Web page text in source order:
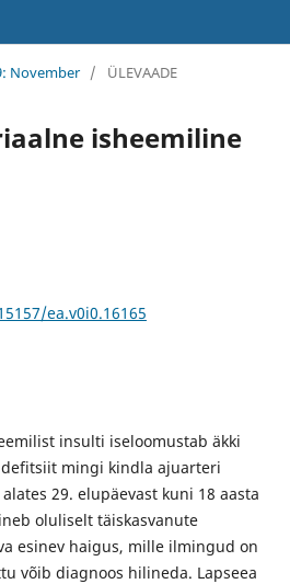
November / ÜLEVAADE
isheemiline
ea.v0i0.16165
insulti iseloomustab äkki
mingi kindla ajuarteri
29. elupäevast kuni 18 aasta
oluliselt täiskasvanute
esinev haigus, mille ilmingud on
võib diagnoos hilineda. Lapseea